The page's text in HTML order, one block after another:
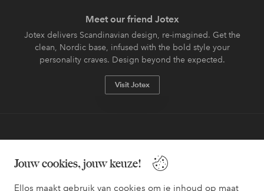
Jouw cookies, jouw keuze!
Ellos maakt gebruik van cookies om je inhoud op maat
Meet our friend Jotex
Jotex delivers Scandinavian design, re-imagined. Get the
clean, Nordic base, infused with the bold style your
personality craves. Design beyond the expected.
Visit Jotex
Wil je meer weten over
onze betaalopties